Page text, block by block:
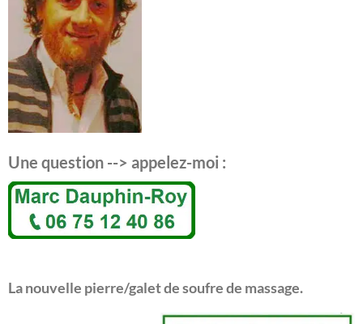
Une question --> appelez-moi :
La nouvelle pierre/galet de soufre de massage.